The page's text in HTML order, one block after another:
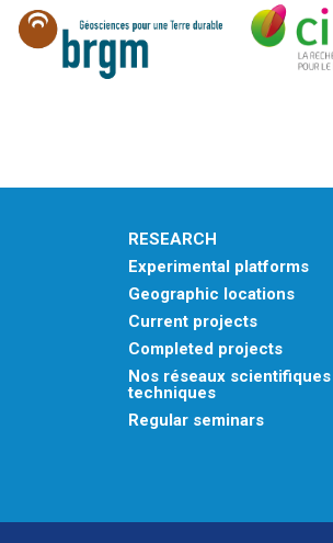
RESEARCH
Experimental platforms
Geographic locations
Current projects
Completed projects
Nos réseaux
techniques
Regular seminars